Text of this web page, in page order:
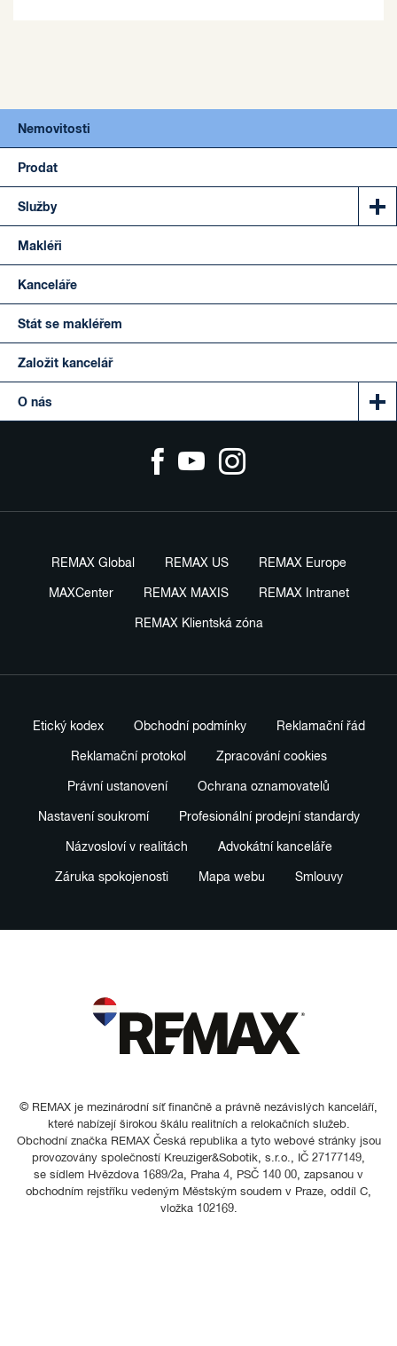
Nemovitosti
Prodat
Služby
Makléři
Kanceláře
Stát se makléřem
Založit kancelář
O nás
REMAX Global REMAX US REMAX Europe
MAXCenter REMAX MAXIS REMAX Intranet
REMAX Klientská zóna
Etický kodex Obchodní podmínky Reklamační řád
Reklamační protokol Zpracování cookies
Právní ustanovení Ochrana oznamovatelů
Nastavení soukromí Profesionální prodejní standardy
Názvosloví v realitách Advokátní kanceláře
Záruka spokojenosti Mapa webu Smlouvy
© REMAX je mezinárodní síť finančně a právně nezávislých kanceláří,
které nabízejí širokou škálu realitních a relokačních služeb.
Obchodní značka REMAX Česká republika a tyto webové stránky jsou
provozovány společností Kreuziger&Sobotik, s.r.o., IČ 27177149,
se sídlem Hvězdova 1689/2a, Praha 4, PSČ 140 00, zapsanou v
obchodním rejstříku vedeným Městským soudem v Praze, oddíl C,
vložka 102169.